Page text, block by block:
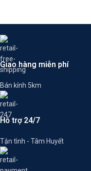
Giao hàng miễn phí
Bán kính 5km
Hỗ trợ 24/7
Tận tình - Tâm Huyết